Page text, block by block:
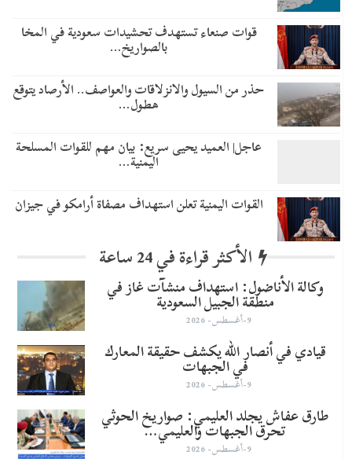
قوات صنعاء تستهدف تحشيدات سعودية في المخا
بالصواريخ…
حذر من السيول والانزلاقات والعواصف.. الأرصاد يتوقع
هطول…
عاجل| العميد يحيى سريع: بيان مهم للقوات المسلحة
اليمنية…
القوات اليمنية تعلن استهداف مصفاة أرامكو في جيزان
الأكثر قراءة في 24 ساعة
وكالة الأناضول: استهداف منشآت غاز في
منطقة الجبيل السعودية
9-أغسطس- 2026
قيادي في أنصار الله يكشف حقيقة المعارك
في الجبهات
9-أغسطس- 2026
طارق عفاش يجلد العليمي: صواريخ الحوثي
تحرق الجبهات والعليمي…
9-أغسطس- 2026